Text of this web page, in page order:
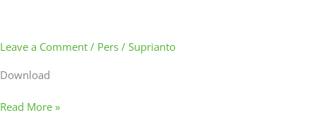
Leave a Comment / Pers / Suprianto
Download
Read More »